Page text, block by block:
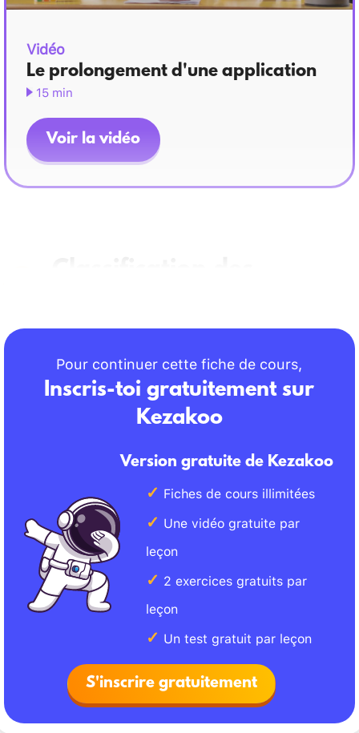
Vidéo
Le prolongement d'une application
15 min
Voir la vidéo
Pour continuer cette fiche de cours,
Inscris-toi gratuitement sur
Kezakoo
Version gratuite de Kezakoo
Fiches de cours illimitées
Une vidéo gratuite par
leçon
2 exercices gratuits par
leçon
Un test gratuit par leçon
S'inscrire gratuitement